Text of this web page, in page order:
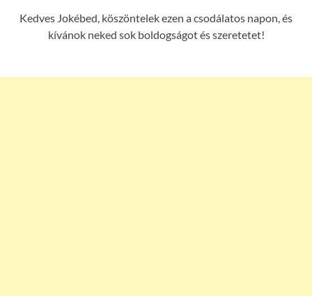
Kedves Jokébed, köszöntelek ezen a csodálatos napon, és
kívánok neked sok boldogságot és szeretetet!